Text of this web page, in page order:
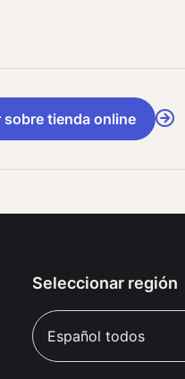
sobre tienda online
Seleccionar región
Español todos